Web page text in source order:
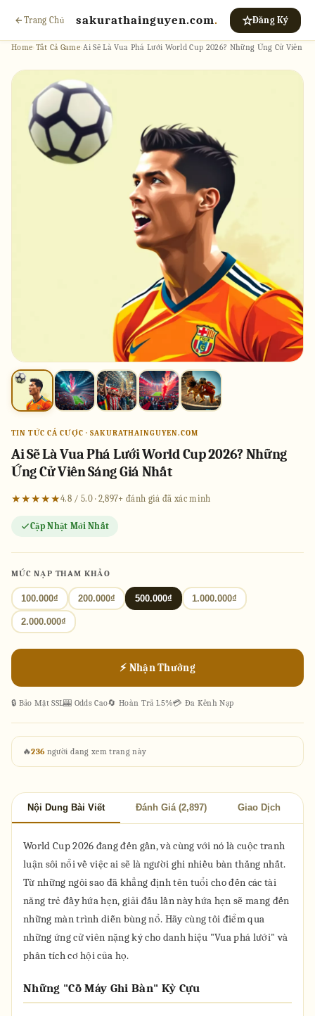
Trang Chủ sakurathainguyen.com. Đăng Ký
Home›Tất Cả Game›Ai Sẽ Là Vua Phá Lưới World Cup 2026? Những Ứng Cử Viên
TIN TỨC CÁ CƯỢC · SAKURATHAINGUYEN.COM
Ai Sẽ Là Vua Phá Lưới World Cup 2026? Những
Ứng Cử Viên Sáng Giá Nhất
★★★★★4.8 / 5.0 · 2,897+ đánh giá đã xác minh
Cập Nhật Mới Nhất
MỨC NẠP THAM KHẢO
100.000₫ 200.000₫ 500.000₫ 1.000.000₫
2.000.000₫
⚡ Nhận Thưởng
🔒 Bảo Mật SSL🎰 Odds Cao🔄 Hoàn Trả 1.5%💳 Đa Kênh Nạp
🔥236 người đang xem trang này
Nội Dung Bài Viết Đánh Giá (2,897) Giao Dịch
World Cup 2026 đang đến gần, và cùng với nó là cuộc tranh
luận sôi nổi về việc ai sẽ là người ghi nhiều bàn thắng nhất.
Từ những ngôi sao đã khẳng định tên tuổi cho đến các tài
năng trẻ đầy hứa hẹn, giải đấu lần này hứa hẹn sẽ mang đến
những màn trình diễn bùng nổ. Hãy cùng tôi điểm qua
những ứng cử viên nặng ký cho danh hiệu "Vua phá lưới" và
phân tích cơ hội của họ.
Những "Cỗ Máy Ghi Bàn" Kỳ Cựu